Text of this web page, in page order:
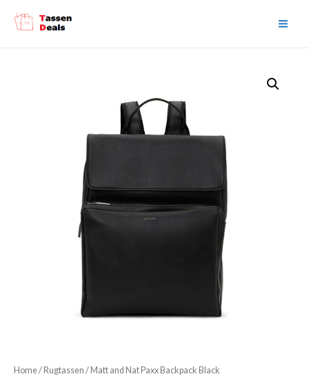
Home/ Rugtassen / Matt and Nat Paxx Backpack Black